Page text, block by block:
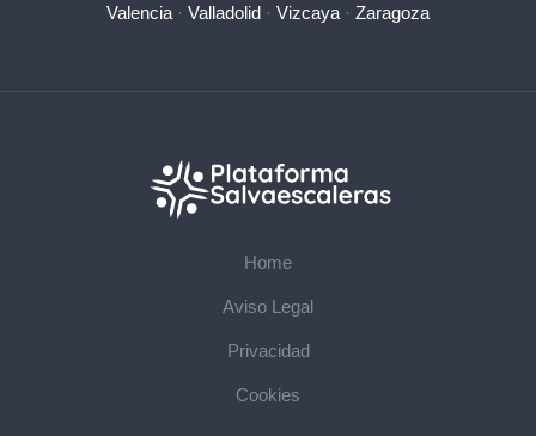
Valencia · Valladolid · Vizcaya · Zaragoza
Home
Aviso Legal
Privacidad
Cookies